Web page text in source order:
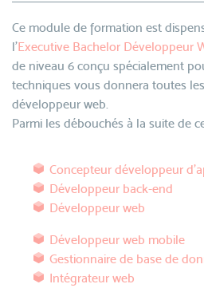
Ce module de formation est
l'Executive Bachelor Développeur
de niveau 6 conçu spécialement
techniques vous donnera toutes
développeur web.
Parmi les débouchés à la suite de
Concepteur développeur
Développeur back-end
Développeur web
Développeur web mobile
Gestionnaire de base de
Intégrateur web